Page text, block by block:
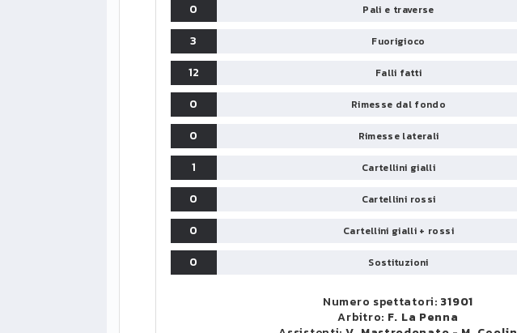
0
Pali e traverse
3
Fuorigioco
12
Falli fatti
0
Rimesse dal fondo
0
Rimesse laterali
1
Cartellini gialli
0
Cartellini rossi
0
Cartellini gialli + rossi
0
Sostituzioni
Numero spettatori: 31901
Arbitro: F. La Penna